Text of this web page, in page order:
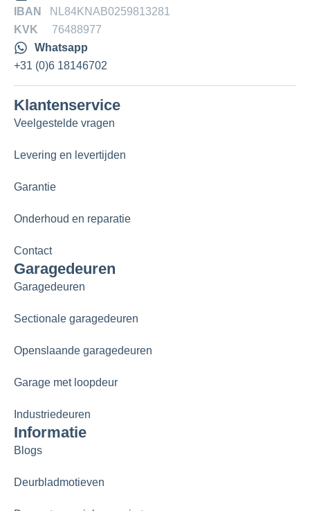
IBAN
NL84KNAB0259813281
KVK 76488977
Whatsapp
+31 (0)6 18146702
Klantenservice
Veelgestelde vragen
Levering en levertijden
Garantie
Onderhoud en reparatie
Contact
Garagedeuren
Garagedeuren
Sectionale garagedeuren
Openslaande garagedeuren
Garage met loopdeur
Industriedeuren
Informatie
Blogs
Deurbladmotieven